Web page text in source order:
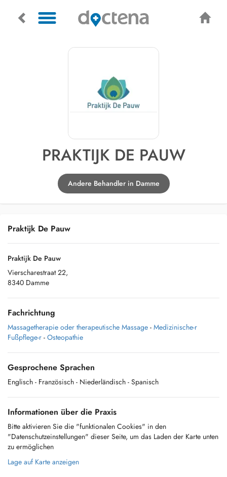
PRAKTIJK DE PAUW
Andere Behandler in Damme
Praktijk De Pauw
Praktijk De Pauw
Vierscharestraat 22,
8340 Damme
Fachrichtung
Massagetherapie oder therapeutische Massage - Medizinische-r
Fußpflege-r - Osteopathie
Gesprochene Sprachen
Englisch - Französisch - Niederländisch - Spanisch
Informationen über die Praxis
Bitte aktivieren Sie die "funktionalen Cookies" in den
"Datenschutzeinstellungen" dieser Seite, um das Laden der Karte unten
zu ermöglichen
Lage auf Karte anzeigen